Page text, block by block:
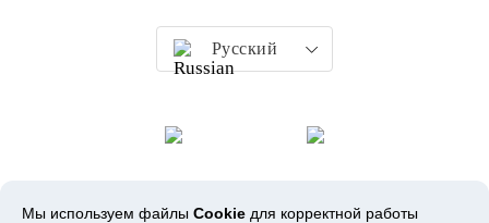
Русский
Мы используем файлы Cookie для корректной работы